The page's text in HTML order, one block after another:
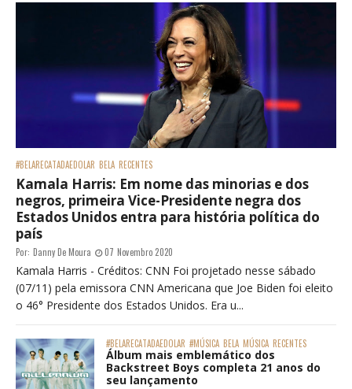
#BELARECATADAEDOLAR BELA RECENTES
Kamala Harris: Em nome das minorias e dos
negros, primeira Vice-Presidente negra dos
Estados Unidos entra para história política do
país
Por: Danny De Moura 07 Novembro 2020
Kamala Harris - Créditos: CNN Foi projetado nesse sábado
(07/11) pela emissora CNN Americana que Joe Biden foi eleito
o 46° Presidente dos Estados Unidos. Era u...
#BELARECATADAEDOLAR #MÚSICA BELA MÚSICA RECENTES
Álbum mais emblemático dos
Backstreet Boys completa 21 anos do
seu lançamento